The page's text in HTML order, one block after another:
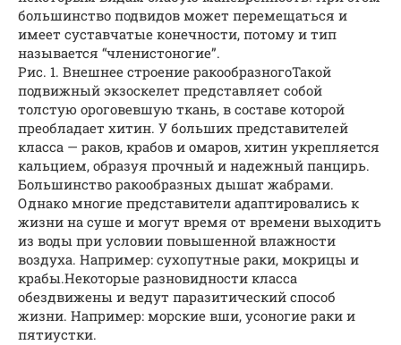
большинство подвидов может перемещаться и
имеет суставчатые конечности, потому и тип
называется “членистоногие”.
Рис. 1. Внешнее строение ракообразногоТакой
подвижный экзоскелет представляет собой
толстую ороговевшую ткань, в составе которой
преобладает хитин. У больших представителей
класса — раков, крабов и омаров, хитин укрепляется
кальцием, образуя прочный и надежный панцирь.
Большинство ракообразных дышат жабрами.
Однако многие представители адаптировались к
жизни на суше и могут время от времени выходить
из воды при условии повышенной влажности
воздуха. Например: сухопутные раки, мокрицы и
крабы.Некоторые разновидности класса
обездвижены и ведут паразитический способ
жизни. Например: морские вши, усоногие раки и
пятиустки.